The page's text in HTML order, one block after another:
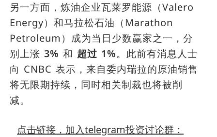
另一方面，炼油企业瓦莱罗能源（Valero
Energy）和马拉松石油（Marathon
Petroleum）成为当日少数赢家之一，分
别上涨 3% 和 超过 1%。此前有消息人士
向 CNBC 表示，来自委内瑞拉的原油销售
将无限期持续，同时相关制裁也将被削
减。
点击链接，加入telegram投资讨论群：